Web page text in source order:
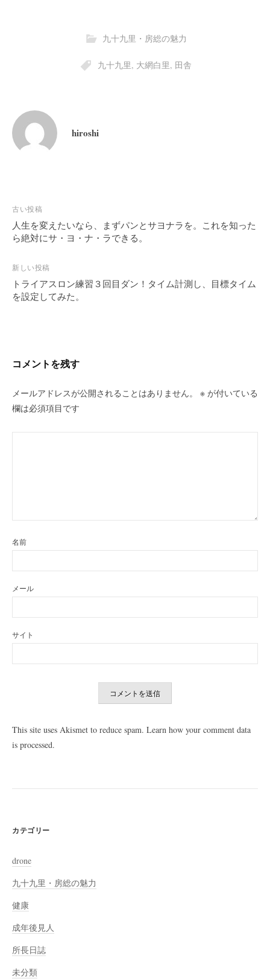
九十九里・房総の魅力
九十九里, 大網白里, 田舎
hiroshi
投
稿
ナ
ゲ
ー
シ
古い投稿
人生を変えたいなら、まずパンとサヨナラを。これを知った
ら絶対にサ・ヨ・ナ・ラできる。
新しい投稿
トライアスロン練習３回目ダン！タイム計測し、目標タイム
を設定してみた。
コメントを残す
メールアドレスが公開されることはありません。 ※ が付いている
欄は必須項目です
名前
メール
サイト
This site uses Akismet to reduce spam. Learn how your comment data
is processed.
カテゴリー
drone
九十九里・房総の魅力
健康
成年後見人
所長日誌
未分類